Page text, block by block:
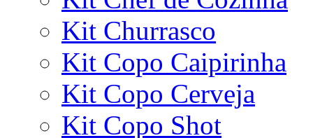
Kit Churrasco
Kit Copo Caipirinha
Kit Copo Cerveja
Kit Copo Shot